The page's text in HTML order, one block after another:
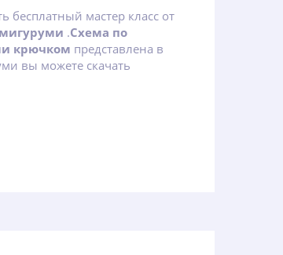
бесплатный мастер класс от
.Схема по
крючком представлена в
вы можете скачать